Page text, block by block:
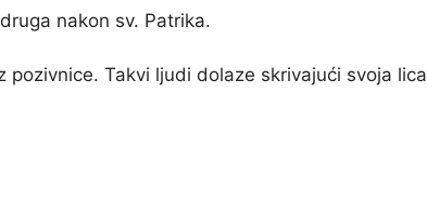
nakon sv. Patrika.
Takvi ljudi dolaze skrivajući svoja lica